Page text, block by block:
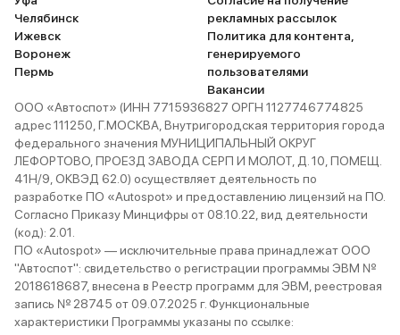
Челябинск
Ижевск
Воронеж
Пермь
рекламных рассылок
Политика для контента,
генерируемого
пользователями
Вакансии
ООО «Автоспот» (ИНН 7715936827 ОРГН 1127746774825
адрес 111250, Г.МОСКВА, Внутригородская территория города
федерального значения МУНИЦИПАЛЬНЫЙ ОКРУГ
ЛЕФОРТОВО, ПРОЕЗД ЗАВОДА СЕРП И МОЛОТ, Д. 10, ПОМЕЩ.
41Н/9, ОКВЭД 62.0) осуществляет деятельность по
разработке ПО «Autospot» и предоставлению лицензий на ПО.
Согласно Приказу Минцифры от 08.10.22, вид деятельности
(код): 2.01.
ПО «Autospot» — исключительные права принадлежат ООО
"Автоспот": свидетельство о регистрации программы ЭВМ №
2018618687, внесена в Реестр программ для ЭВМ, реестровая
запись № 28745 от 09.07.2025 г. Функциональные
характеристики Программы указаны по ссылке: